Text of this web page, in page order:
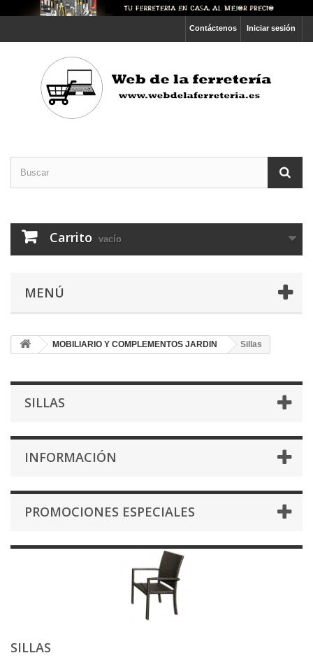
Iniciar sesión
Contáctenos
Carrito vacío
MENÚ
MOBILIARIO Y COMPLEMENTOS JARDIN Sillas
SILLAS
INFORMACIÓN
PROMOCIONES ESPECIALES
SILLAS